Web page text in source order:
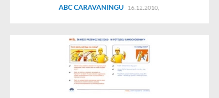
ABC CARAVANINGU 16.12.2010,